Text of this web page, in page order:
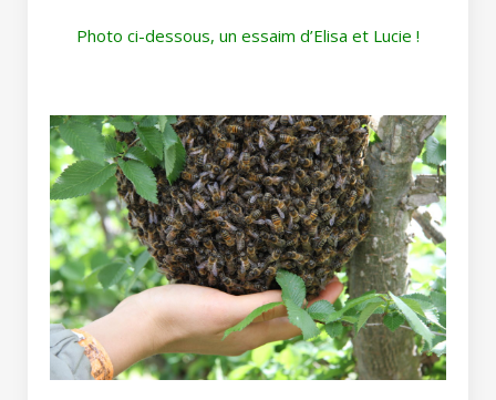
Photo ci-dessous, un essaim d’Elisa et Lucie !